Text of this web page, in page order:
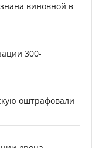
виновной в
300-
оштрафовали